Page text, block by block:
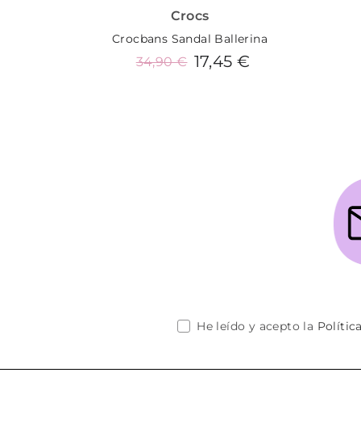
Crocs
Crocbans Sandal Ballerina
17,45 €
34,90 €
He leído y acepto la